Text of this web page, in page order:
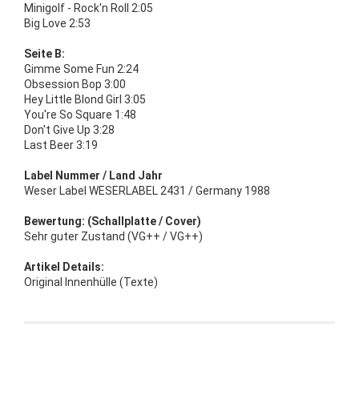
Minigolf - Rock'n Roll 2:05
Big Love 2:53
Seite B:
Gimme Some Fun 2:24
Obsession Bop 3:00
Hey Little Blond Girl 3:05
You're So Square 1:48
Don't Give Up 3:28
Last Beer 3:19
Label Nummer / Land Jahr
Weser Label WESERLABEL 2431 / Germany 1988
Bewertung: (Schallplatte / Cover)
Sehr guter Zustand (VG++ / VG++)
Artikel Details:
Original Innenhülle (Texte)